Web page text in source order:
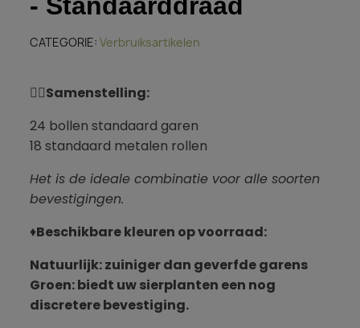
- Standaarddraad
CATEGORIE Verbruiksartikelen
👌🏻Samenstelling:
24 bollen standaard garen
18 standaard metalen rollen
Het is de ideale combinatie voor alle soorten
bevestigingen.
♦️Beschikbare kleuren op voorraad:
Natuurlijk: zuiniger dan geverfde garens
Groen: biedt uw sierplanten een nog
discretere bevestiging.